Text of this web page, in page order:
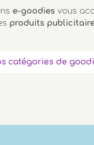
e-goodies vous
produits
catégories de